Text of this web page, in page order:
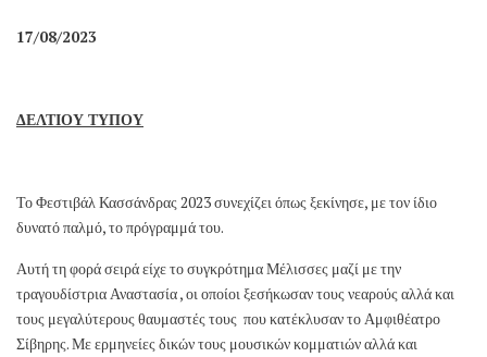
17/08/2023
ΔΕΛΤΙΟΥ ΤΥΠΟΥ
Το Φεστιβάλ Κασσάνδρας 2023 συνεχίζει όπως ξεκίνησε, με τον ίδιο
δυνατό παλμό, το πρόγραμμά του.
Αυτή τη φορά σειρά είχε το συγκρότημα Μέλισσες μαζί με την
τραγουδίστρια Αναστασία , οι οποίοι ξεσήκωσαν τους νεαρούς αλλά και
τους μεγαλύτερους θαυμαστές τους που κατέκλυσαν το Αμφιθέατρο
Σίβηρης. Με ερμηνείες δικών τους μουσικών κομματιών αλλά και